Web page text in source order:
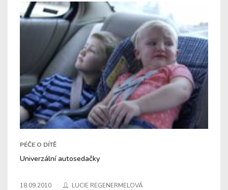
PÉČE O DÍTĚ
Univerzální autosedačky
18.09.2010 LUCIE REGENERMELOVÁ